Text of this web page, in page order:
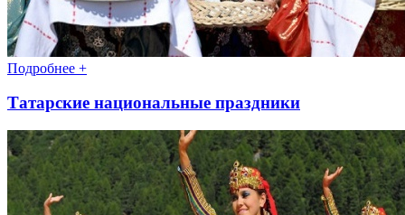
Подробнее +
Татарские национальные праздники